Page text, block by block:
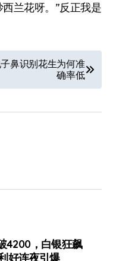
兰花呀。”反正我是
鼻识别花生为何准
确率低
4200，白银狂飙
好连夜引爆